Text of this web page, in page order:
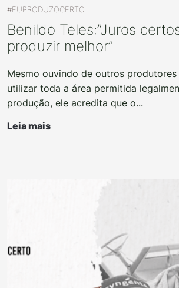
#EUPRODUZOCERTO
Benildo Teles:”Juros
produzir melhor”
Mesmo ouvindo de outros produtores
utilizar toda a área permitida
produção, ele acredita que o...
Leia mais